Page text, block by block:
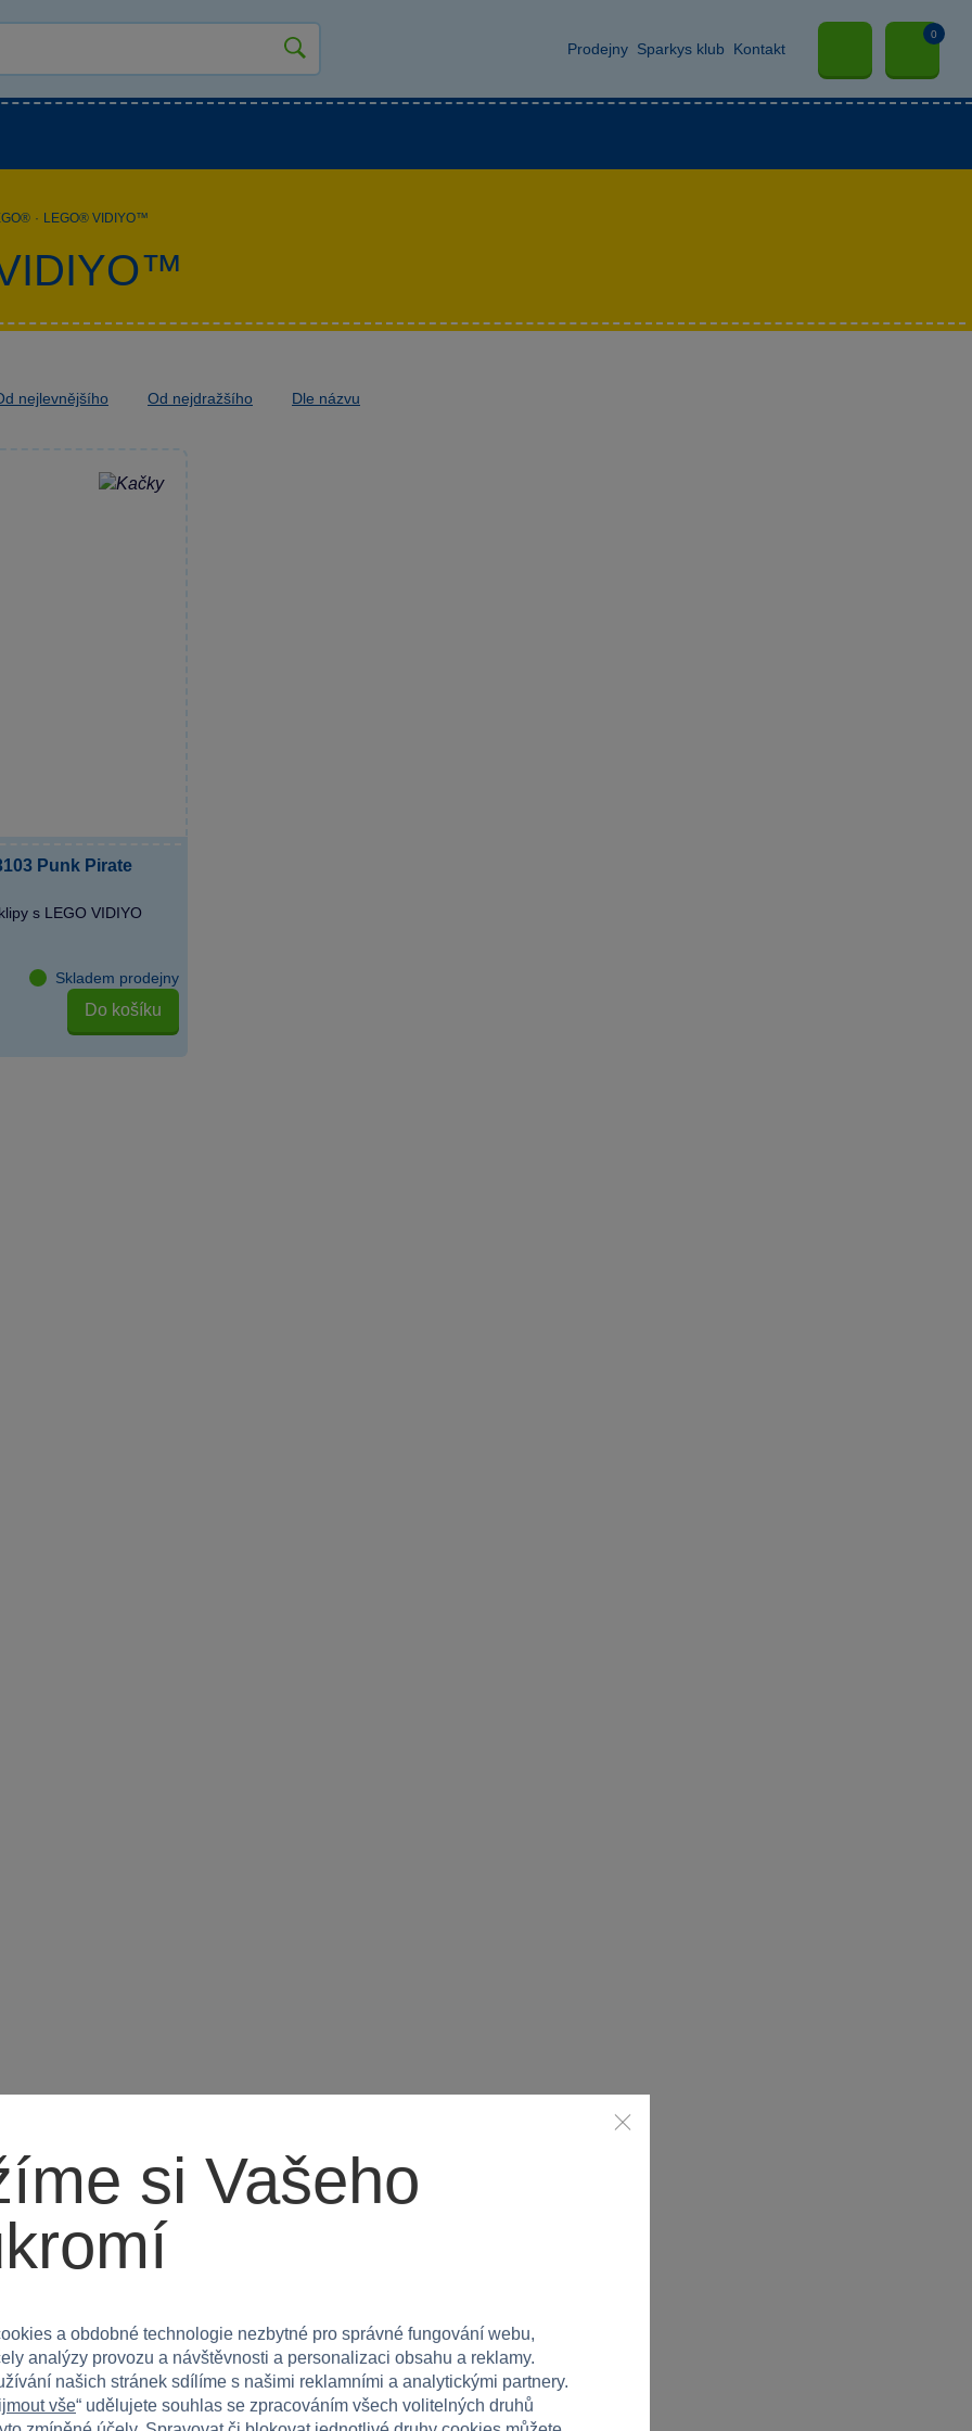
Prodejny Sparkys klub Kontakt
0
· LEGO® VIDIYO™
nejlevnějšího Od nejdražšího Dle názvu
Punk Pirate
s LEGO VIDIYO
Skladem prodejny
Do košíku
si Vašeho
a obdobné technologie nezbytné pro správné fungování webu,
analýzy provozu a návštěvnosti a personalizaci obsahu a reklamy.
našich stránek sdílíme s našimi reklamními a analytickými partnery.
vše“ udělujete souhlas se zpracováním všech volitelných druhů